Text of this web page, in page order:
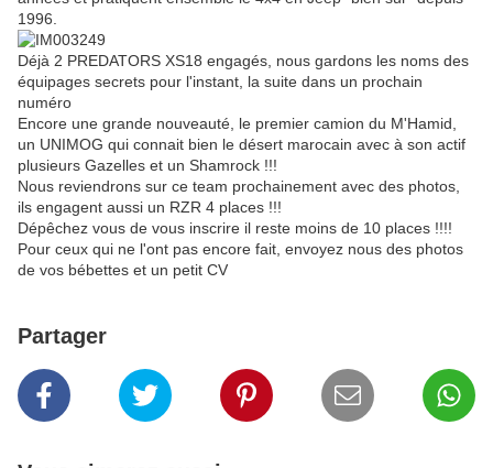
1996.
Déjà 2 PREDATORS XS18 engagés, nous gardons les noms des
équipages secrets pour l'instant, la suite dans un prochain
numéro
Encore une grande nouveauté, le premier camion du M'Hamid,
un UNIMOG qui connait bien le désert marocain avec à son actif
plusieurs Gazelles et un Shamrock !!!
Nous reviendrons sur ce team prochainement avec des photos,
ils engagent aussi un RZR 4 places !!!
Dépêchez vous de vous inscrire il reste moins de 10 places !!!!
Pour ceux qui ne l'ont pas encore fait, envoyez nous des photos
de vos bébettes et un petit CV
Partager